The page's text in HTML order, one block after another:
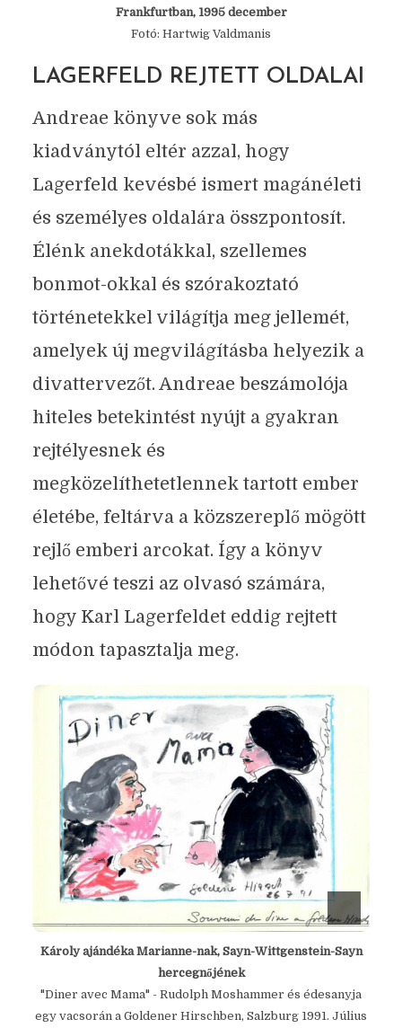
Frankfurtban, 1995 december
Fotó: Hartwig Valdmanis
LAGERFELD REJTETT OLDALAI
Andreae könyve sok más
kiadványtól eltér azzal, hogy
Lagerfeld kevésbé ismert magánéleti
és személyes oldalára összpontosít.
Élénk anekdotákkal, szellemes
bonmot-okkal és szórakoztató
történetekkel világítja meg jellemét,
amelyek új megvilágításba helyezik a
divattervezőt. Andreae beszámolója
hiteles betekintést nyújt a gyakran
rejtélyesnek és
megközelíthetetlennek tartott ember
életébe, feltárva a közszereplő mögött
rejlő emberi arcokat. Így a könyv
lehetővé teszi az olvasó számára,
hogy Karl Lagerfeldet eddig rejtett
módon tapasztalja meg.
Károly ajándéka Marianne-nak, Sayn-Wittgenstein-Sayn
hercegnőjének
"Diner avec Mama" - Rudolph Moshammer és édesanyja
egy vacsorán a Goldener Hirschben, Salzburg 1991. Július